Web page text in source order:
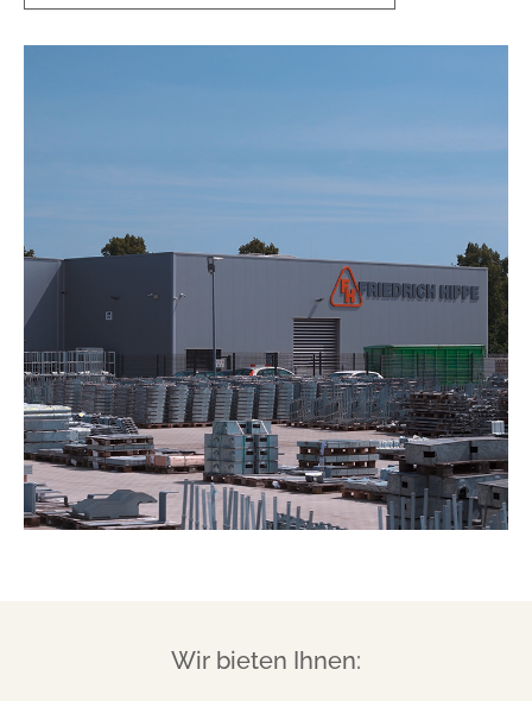
Wir bieten Ihnen:
friedrich-hippe.de
_pk_id.1.ccca
_pk_id.1.ccca
friedrich-hippe.de
Zweck:
Speichert eine eindeutige Besucher-ID, um
zusammengehörige Nutzeraktivitäten auf der Website zu
erkennen und einer einzelnen Browser-Sitzung zuordnen
zu können.
Cookie Laufzeit: